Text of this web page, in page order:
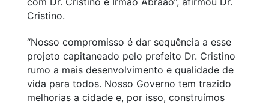
Cristino.
“Nosso compromisso é dar sequência a esse
projeto capitaneado pelo prefeito Dr. Cristino
rumo a mais desenvolvimento e qualidade de
vida para todos. Nosso Governo tem trazido
melhorias a cidade e, por isso, construímos